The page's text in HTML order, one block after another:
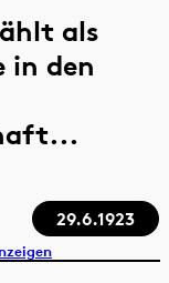
als
in den
29.6.1923